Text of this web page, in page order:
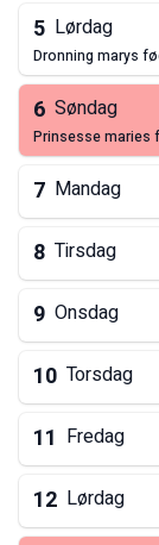
5 Lørdag
dronning marys
6 Søndag
prinsesse
7 Mandag
8 Tirsdag
9 Onsdag
10 Torsdag
11 Fredag
12 Lørdag